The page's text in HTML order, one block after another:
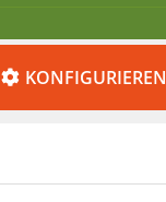
KONFIGURIEREN